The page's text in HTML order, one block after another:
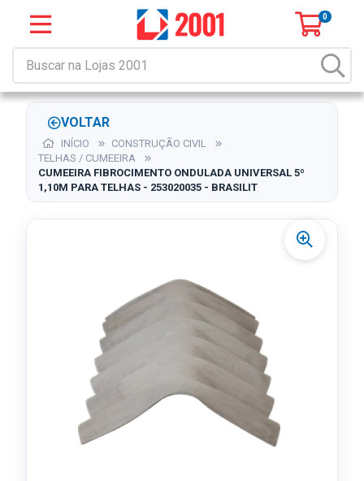
0
VOLTAR
INÍCIO
CONSTRUÇÃO CIVIL
TELHAS / CUMEEIRA
CUMEEIRA FIBROCIMENTO ONDULADA UNIVERSAL 5º
1,10M PARA TELHAS - 253020035 - BRASILIT